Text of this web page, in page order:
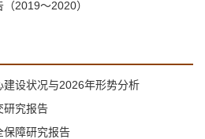
2019～2020）
设状况与2026年形势分析
研究报告
保障研究报告